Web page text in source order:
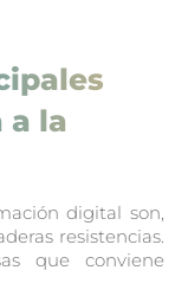
a la
digital son,
resistencias.
que conviene